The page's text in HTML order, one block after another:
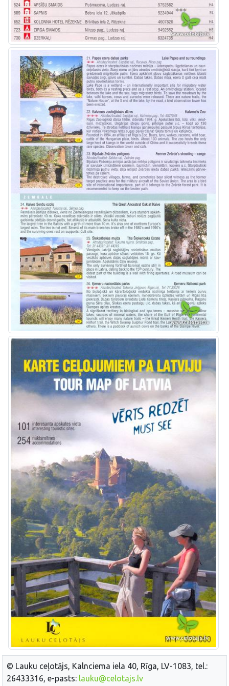
© Lauku ceļotājs, Kalnciema iela 40, Rīga, LV-1083, tel.:
26433316, e-pasts: lauku@celotajs.lv